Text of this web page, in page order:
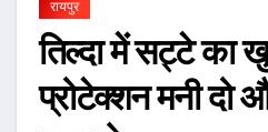
रायपुर
तिल्दा में सट्टे का
प्रोटेक्शन मनी दो